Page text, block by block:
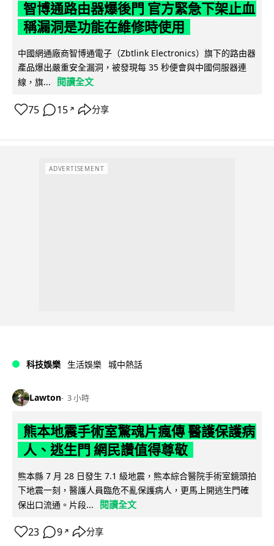
智博通路由器爆後門 官方緊急下架止血
稱漏洞是功能在維修時使用
中國網通廠商智博通電子（Zbtlink Electronics）旗下的路由器
產品爆出嚴重安全漏洞，被發現每 35 秒便會與中國伺服器連
線，旗...
閱讀全文
75 15 ↗ 分享
ADVERTISEMENT
科技娛樂 生活娛樂 城中熱話
Lawton 3 小時
熊本地震手術室驚魂片瘋傳 醫護保護病
人、逃生門 網民讚值得尊敬
熊本縣 7 月 28 日發生 7.1 級地震，熊本綜合醫院手術室鏡頭拍
下地震一刻，醫護人員臨危不亂保護病人，更馬上開逃生門確
保出口流通。片段...
閱讀全文
23 9 ↗ 分享